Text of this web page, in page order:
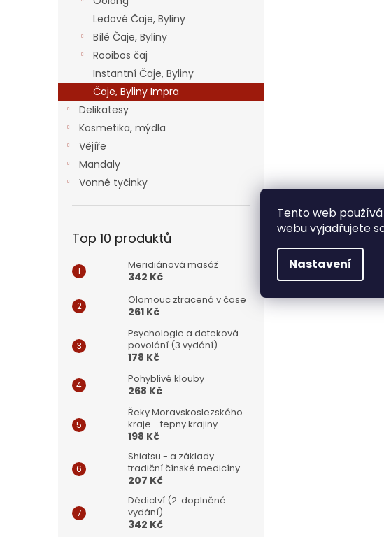
Tento web
webu vyjadřujete
Nastavení
Ledové Čaje, Byliny
Bílé Čaje, Byliny
Rooibos čaj
Instantní Čaje, Byliny
Čaje, Byliny Impra
Delikatesy
Kosmetika, mýdla
Vějíře
Mandaly
Vonné tyčinky
Top 10 produktů
Meridiánová masáž
342 Kč
Olomouc ztracená v čase
261 Kč
Psychologie a doteková
povolání (3.vydání)
178 Kč
Pohyblivé klouby
268 Kč
Řeky Moravskoslezského
kraje - tepny krajiny
198 Kč
Shiatsu - a základy
tradiční čínské medicíny
207 Kč
Dědictví (2. doplněné
vydání)
342 Kč